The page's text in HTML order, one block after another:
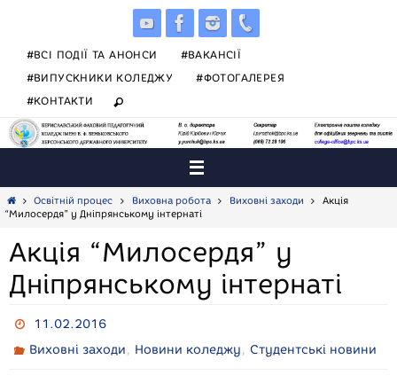
#ВСІ ПОДІЇ ТА АНОНСИ
#ВАКАНСІЇ
#ВИПУСКНИКИ КОЛЕДЖУ
#ФОТОГАЛЕРЕЯ
#КОНТАКТИ
HomeОсвітній процес Виховна робота Виховні заходи
Акція
“Милосердя” у Дніпрянському інтернаті
Акція “Милосердя” у
Дніпрянському інтернаті
11.02.2016
Виховні заходи, Новини коледжу,Студентські новини